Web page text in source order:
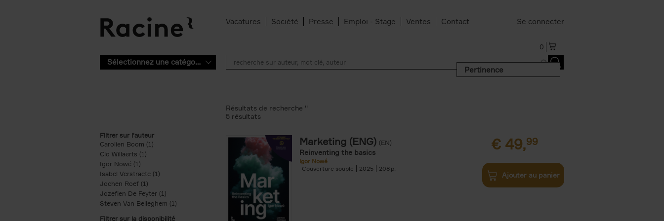
Vacatures Société Presse Emploi - Stage Ventes Contact Se connecter
0
Sélectionnez une catégorie
Pertinence
Filtrer sur l'auteur
Carolien Boom (1)
Clo Willaerts (1)
Igor Nowé (1)
Isabel Verstraete (1) Apply Isabel Verstraete filter
Jochen Roef (1)
Jozefien De Feyter (1) Apply Jozefien De Feyter filter
Steven Van Belleghem (1) Apply Steven Van Belleghem filter
Filtrer sur la disponibilité
Résultats de recherche ''
5 résultats
Marketing (ENG) (EN)
Reinventing the basics
Igor Nowé
Couverture souple
2025 208
€ 49,99
Ajouter au panier